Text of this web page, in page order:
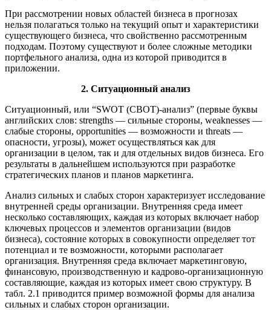
При рассмотрении новых областей бизнеса в прогнозах
нельзя полагаться только на текущий опыт и характеристики
существующего бизнеса, что свойственно рассмотренным
подходам. Поэтому существуют и более сложные методики
портфельного анализа, одна из которой приводится в
приложении.
2. Ситуационный анализ
Ситуационный, или “SWOT (СВОТ)-анализ” (первые буквы
английских слов: strengths — сильные стороны, weaknesses —
слабые стороны, opportunities — возможности и threats —
опасности, угрозы), может осуществляться как для
организации в целом, так и для отдельных видов бизнеса. Его
результаты в дальнейшем используются при разработке
стратегических планов и планов маркетинга.
Анализ сильных и слабых сторон характеризует исследование
внутренней среды организации. Внутренняя среда имеет
несколько составляющих, каждая из которых включает набор
ключевых процессов и элементов организации (видов
бизнеса), состояние которых в совокупности определяет тот
потенциал и те возможности, которыми располагает
организация. Внутренняя среда включает маркетинговую,
финансовую, производственную и кадрово-организационную
составляющие, каждая из которых имеет свою структуру. В
табл. 2.1 приводится пример возможной формы для анализа
сильных и слабых сторон организации.